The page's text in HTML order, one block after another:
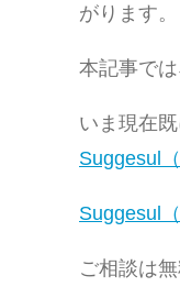
がります。
本記事で
いま現在
Suggesul
Suggesul
ご相談は